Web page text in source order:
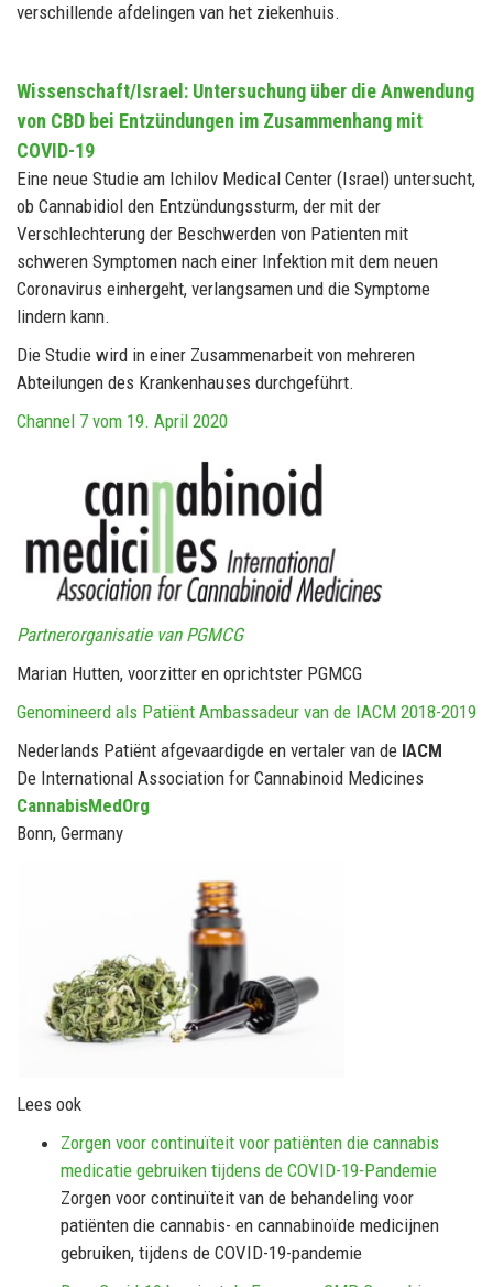
verschillende afdelingen van het ziekenhuis.
Wissenschaft/Israel: Untersuchung über die Anwendung
von CBD bei Entzündungen im Zusammenhang mit
COVID-19
Eine neue Studie am Ichilov Medical Center (Israel) untersucht,
ob Cannabidiol den Entzündungssturm, der mit der
Verschlechterung der Beschwerden von Patienten mit
schweren Symptomen nach einer Infektion mit dem neuen
Coronavirus einhergeht, verlangsamen und die Symptome
lindern kann.
Die Studie wird in einer Zusammenarbeit von mehreren
Abteilungen des Krankenhauses durchgeführt.
Channel 7 vom 19. April 2020
Partnerorganisatie van PGMCG
Marian Hutten, voorzitter en oprichtster PGMCG
Genomineerd als Patiënt Ambassadeur van de IACM 2018-2019
Nederlands Patiënt afgevaardigde en vertaler van de IACM
De International Association for Cannabinoid Medicines
CannabisMedOrg
Bonn, Germany
Lees ook
Zorgen voor continuïteit voor patiënten die cannabis
medicatie gebruiken tijdens de COVID-19-Pandemie
Zorgen voor continuïteit van de behandeling voor
patiënten die cannabis- en cannabinoïde medicijnen
gebruiken, tijdens de COVID-19-pandemie